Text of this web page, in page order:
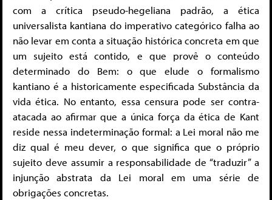
com a crítica pseudo-hegeliana padrão, a ética
universalista kantiana do imperativo categórico falha ao
não levar em conta a situação histórica concreta em que
um sujeito está contido, e que provê o conteúdo
determinado do Bem: o que elude o formalismo
kantiano é a historicamente especificada Substância da
vida ética. No entanto, essa censura pode ser contra-
atacada ao afirmar que a única força da ética de Kant
reside nessa indeterminação formal: a Lei moral não me
diz qual é meu dever, o que significa que o próprio
sujeito deve assumir a responsabilidade de “traduzir” a
injunção abstrata da Lei moral em uma série de
obrigações concretas.